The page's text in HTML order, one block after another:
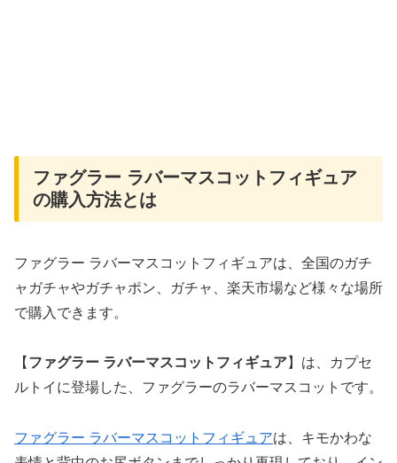
ファグラー ラバーマスコットフィギュア
の購入方法とは
ファグラー ラバーマスコットフィギュアは、全国のガチ
ャガチャやガチャポン、ガチャ、楽天市場など様々な場所
で購入できます。
【 ファグラー ラバーマスコットフィギュア】は、カプセ
ルトイに登場した、ファグラーのラバーマスコットです。
ファグラー ラバーマスコットフィギュアは、キモかわな